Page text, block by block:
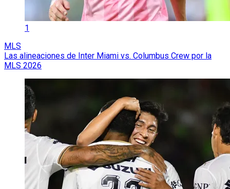
1
MLS
Las alineaciones de Inter Miami vs. Columbus Crew por la
MLS 2026